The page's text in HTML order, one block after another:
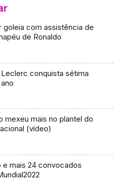
goleia com assistência de
de Ronaldo
conquista sétima
mexeu mais no plantel do
(vídeo)
e mais 24 convocados